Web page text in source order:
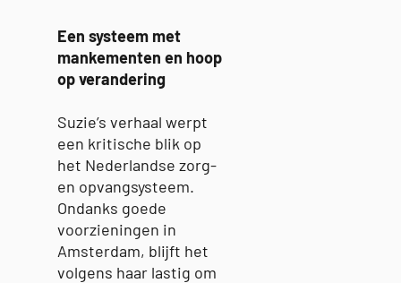
Een systeem met
mankementen en hoop
op verandering
Suzie’s verhaal werpt
een kritische blik op
het Nederlandse zorg-
en opvangsysteem.
Ondanks goede
voorzieningen in
Amsterdam, blijft het
volgens haar lastig om